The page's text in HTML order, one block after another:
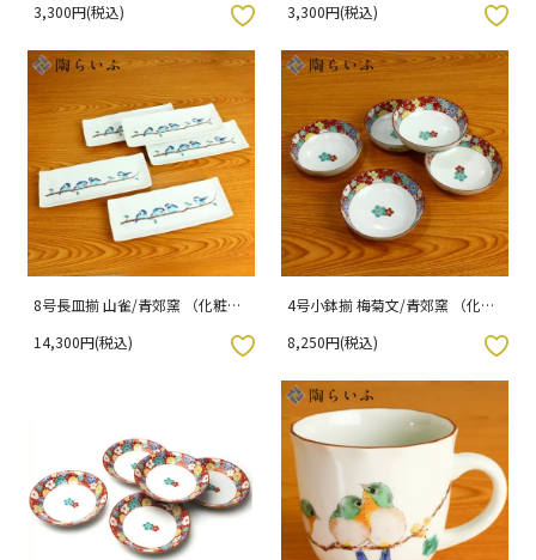
3,300円(税込)
3,300円(税込)
お気に入りボタン
8号長皿揃 山雀/青郊窯 （化粧箱
14,300円(税込)
4号小鉢揃 梅菊文/青郊窯 （化粧
8,250円(税込)
お気に入りボタン